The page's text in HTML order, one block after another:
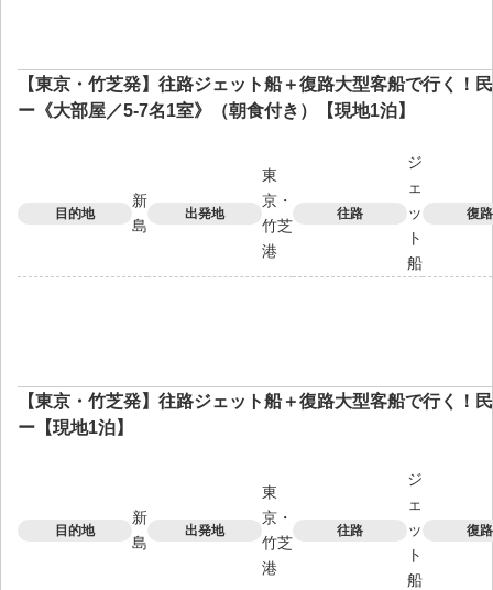
【東京・竹芝発】往路ジェット船＋復路大型客船で行く！
ー《大部屋／5-7名1室》（朝食付き）【現地1泊】
目的地
新
島
出発地
東
京・
竹芝
港
往路
ジ
ェ
ッ
ト
船
復路
【東京・竹芝発】往路ジェット船＋復路大型客船で行く！
ー【現地1泊】
目的地
新
島
出発地
東
京・
竹芝
港
往路
ジ
ェ
ッ
ト
船
復路